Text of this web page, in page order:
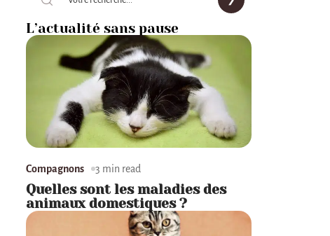
L’actualité sans pause
Compagnons 3 min read
Quelles sont les maladies des
animaux domestiques ?